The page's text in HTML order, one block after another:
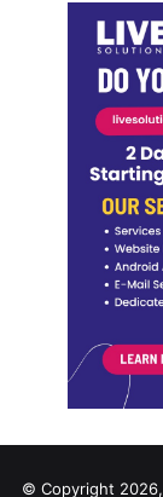
© Copyright